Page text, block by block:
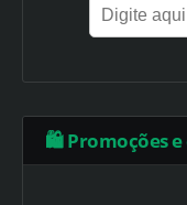
🛍️ Promoções e